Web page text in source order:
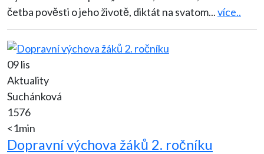
četba pověsti o jeho životě, diktát na svatom...více..
09 lis
Aktuality
Suchánková
1576
<1min
Dopravní výchova žáků 2. ročníku